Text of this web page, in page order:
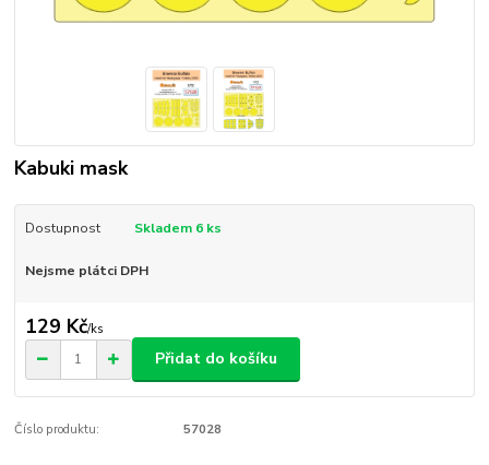
Kabuki mask
Dostupnost Skladem 6 ks
Nejsme plátci DPH
129 Kč/ks
Přidat do košíku
Číslo produktu: 57028